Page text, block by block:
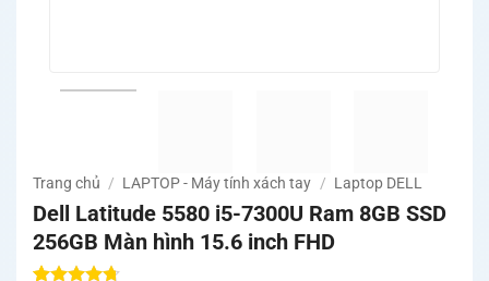
Trang chủ / LAPTOP - Máy tính xách tay / Laptop DELL
Dell Latitude 5580 i5-7300U Ram 8GB SSD
256GB Màn hình 15.6 inch FHD